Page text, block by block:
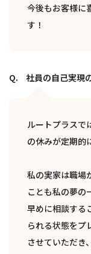
今後もお客様に
す！
社員の自己実現
ルートプラスで
の休みが定期的
私の実家は職場
ことも私の夢の
早めに相談する
られる状態をプ
させていただき